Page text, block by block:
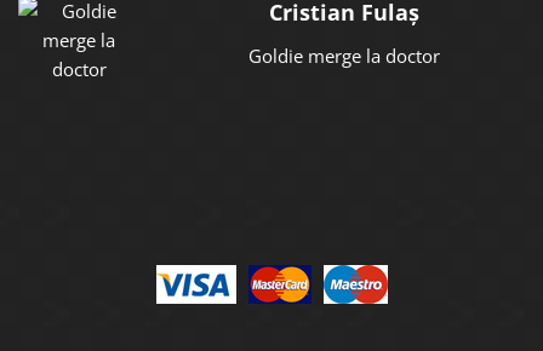
Cristian Fulaș
Goldie merge la doctor